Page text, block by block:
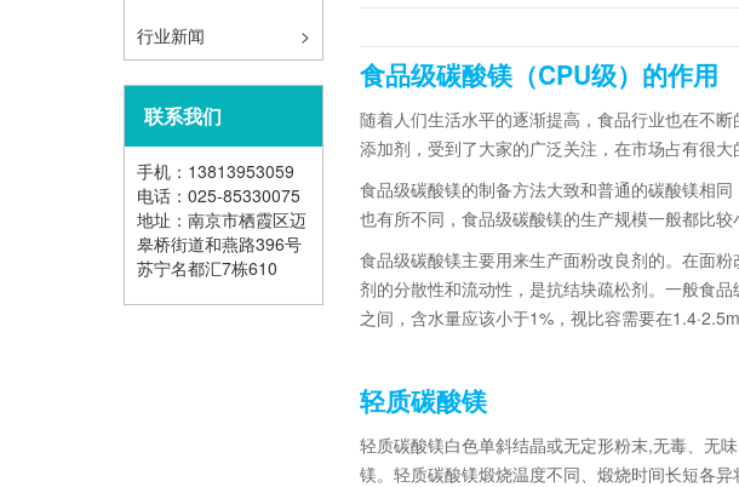
行业新闻
>
联系我们
手机：13813953059
电话：025-85330075
地址：南京市栖霞区迈
皋桥街道和燕路396号
苏宁名都汇7栋610
食品级碳酸镁（CPU级）的作用
随着人们生活水平的逐渐提高，食品行业也在不
添加剂，受到了大家的广泛关注，在市场占有很
食品级碳酸镁的制备方法大致和普通的碳酸镁相
也有所不同，食品级碳酸镁的生产规模一般都比
食品级碳酸镁主要用来生产面粉改良剂的。在面
剂的分散性和流动性，是抗结块疏松剂。一般食
之间，含水量应该小于1%，视比容需要在
轻质碳酸镁
轻质碳酸镁白色单斜结晶或无定形粉末,无毒、无
镁。轻质碳酸镁煅烧温度不同、煅烧时间长短各